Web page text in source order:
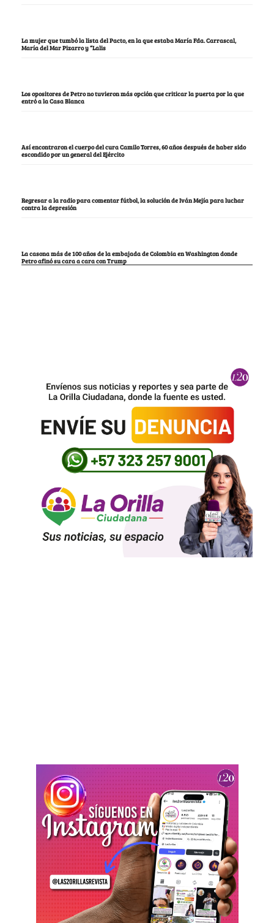
La mujer que tumbó la lista del Pacto, en la que estaba María Fda. Carrascal,
María del Mar Pizarro y “Lalis
Los opositores de Petro no tuvieron más opción que criticar la puerta por la que
entró a la Casa Blanca
Así encontraron el cuerpo del cura Camilo Torres, 60 años después de haber sido
escondido por un general del Ejército
Regresar a la radio para comentar fútbol, la solución de Iván Mejía para luchar
contra la depresión
La casona más de 100 años de la embajada de Colombia en Washington donde
Petro afinó su cara a cara con Trump